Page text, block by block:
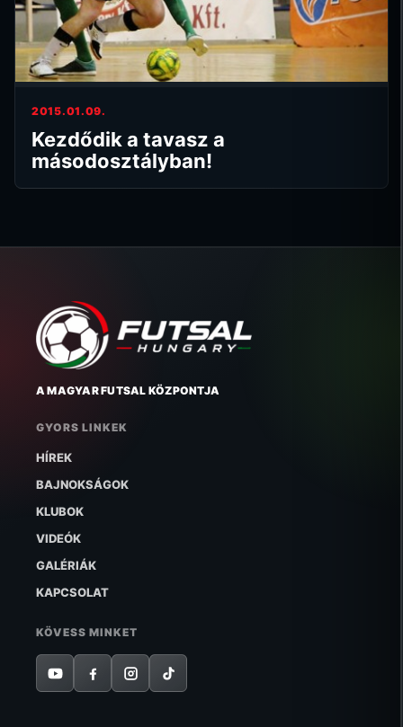
2015.01.09.
Kezdődik a tavasz a
másodosztályban!
A MAGYAR FUTSAL KÖZPONTJA
GYORS LINKEK
HÍREK
BAJNOKSÁGOK
KLUBOK
VIDEÓK
GALÉRIÁK
KAPCSOLAT
KÖVESS MINKET